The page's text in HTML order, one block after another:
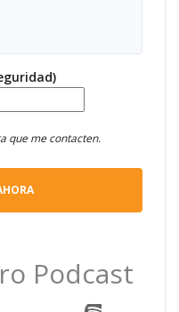
que me contacten.
Podcast